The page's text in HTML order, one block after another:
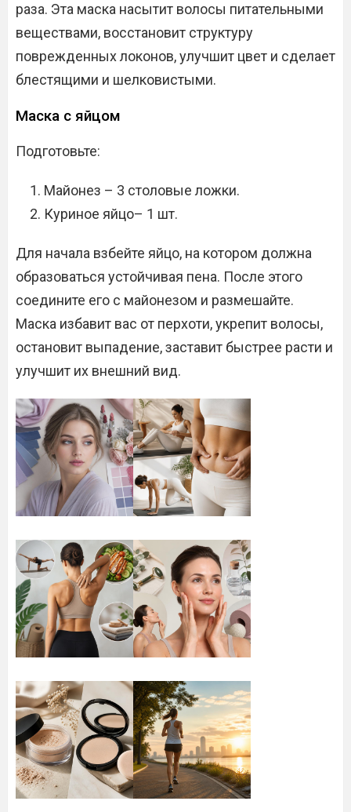
раза. Эта маска насытит волосы питательными
веществами, восстановит структуру
поврежденных локонов, улучшит цвет и сделает
блестящими и шелковистыми.
Маска с яйцом
Подготовьте:
Майонез – 3 столовые ложки.
Куриное яйцо– 1 шт.
Для начала взбейте яйцо, на котором должна
образоваться устойчивая пена. После этого
соедините его с майонезом и размешайте.
Маска избавит вас от перхоти, укрепит волосы,
остановит выпадение, заставит быстрее расти и
улучшит их внешний вид.